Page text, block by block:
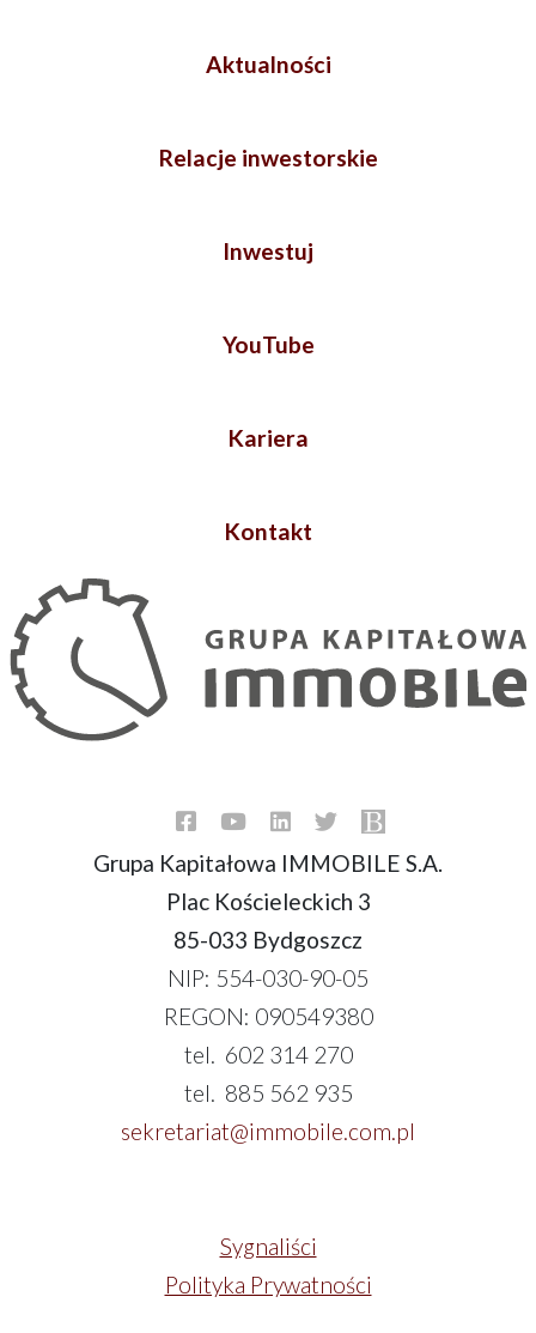
Aktualności
Relacje inwestorskie
Inwestuj
YouTube
Kariera
Kontakt
Grupa Kapitałowa IMMOBILE S.A.
Plac Kościeleckich 3
85-033 Bydgoszcz
NIP: 554-030-90-05
REGON: 090549380
tel. 602 314 270
tel. 885 562 935
sekretariat@immobile.com.pl
Sygnaliści
Polityka Prywatności